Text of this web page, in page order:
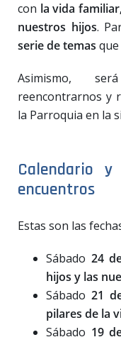
con la vida
nuestros hijos.
serie de temas
Asimismo,
reencontrarnos y
la Parroquia en la
Calendario
encuentros
Estas son las
Sábado 24
hijos y las
Sábado 21
pilares de la
Sábado 19